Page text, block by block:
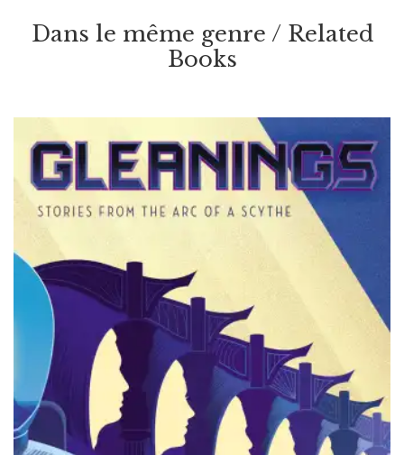
Dans le même genre / Related
Books